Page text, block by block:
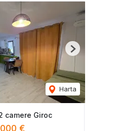
Harta
Next
camere Giroc
€